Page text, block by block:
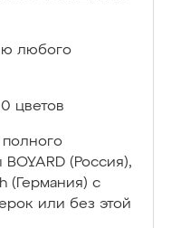
любого
цветов
(Россия),
(Германия) с
или без этой